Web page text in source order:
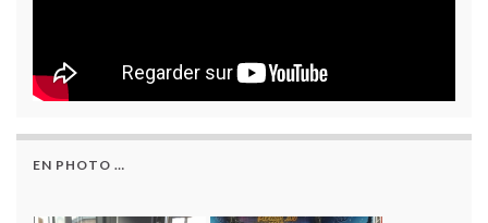
EN PHOTO …